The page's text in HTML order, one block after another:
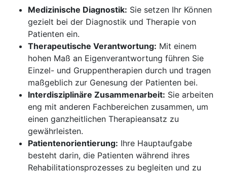
Medizinische Diagnostik: Sie setzen Ihr Können
gezielt bei der Diagnostik und Therapie von
Patienten ein.
Therapeutische Verantwortung: Mit einem
hohen Maß an Eigenverantwortung führen Sie
Einzel- und Gruppentherapien durch und tragen
maßgeblich zur Genesung der Patienten bei.
Interdisziplinäre Zusammenarbeit: Sie arbeiten
eng mit anderen Fachbereichen zusammen, um
einen ganzheitlichen Therapieansatz zu
gewährleisten.
Patientenorientierung: Ihre Hauptaufgabe
besteht darin, die Patienten während ihres
Rehabilitationsprozesses zu begleiten und zu